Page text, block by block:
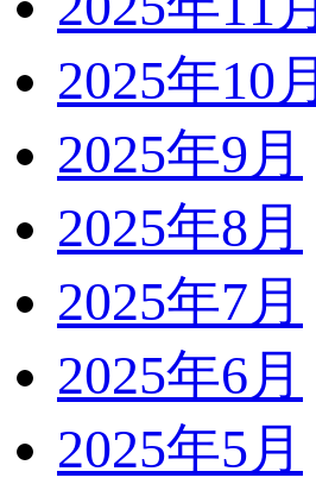
2025年10月
2025年9月
2025年8月
2025年7月
2025年6月
2025年5月